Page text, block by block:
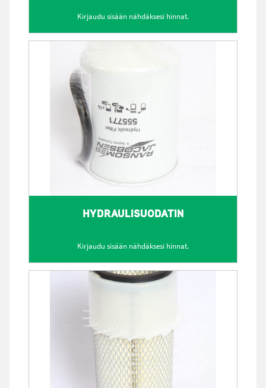
Kirjaudu sisään nähdäksesi hinnat.
HYDRAULISUODATIN
Kirjaudu sisään nähdäksesi hinnat.